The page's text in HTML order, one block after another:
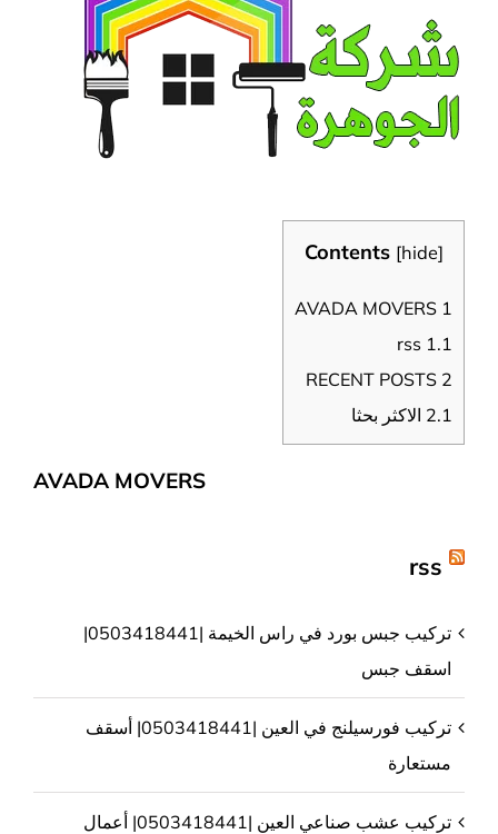
Contents [hide]
1
1.1
2
2.1 الاكثر بحثا
AVADA MOVERS
rss
تركيب جبس بورد في راس الخيمة |0503418441|
اسقف جبس
تركيب فورسيلنج في العين |0503418441| أسقف
مستعارة
تركيب عشب صناعي العين |0503418441| أعمال